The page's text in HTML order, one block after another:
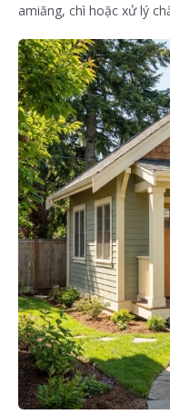
amiăng, chì hoặc xử lý